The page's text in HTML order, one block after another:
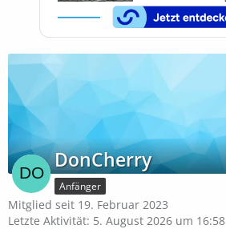
DonCherry
Anfänger
Mitglied seit 19. Februar 2023
Letzte Aktivität: 5. August 2026 um 16:58